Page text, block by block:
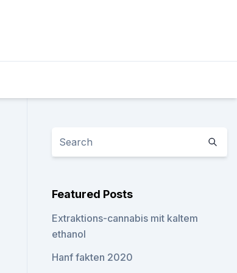
Featured Posts
Extraktions-cannabis mit kaltem
ethanol
Hanf fakten 2020